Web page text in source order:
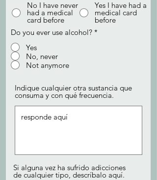
No I have never
had a medical
card before
Yes I have had a
medical card
before
Do you ever use alcohol? *
Yes
No, never
Not anymore
Indique cualquier otra sustancia que
consuma y con qué frecuencia.
Si alguna vez ha sufrido adicciones
de cualquier tipo, descríbalo aquí.